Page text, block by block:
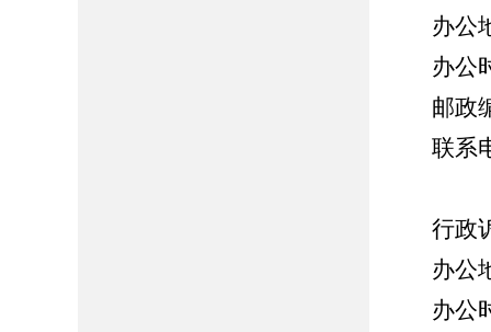
办公地
办公时
邮政编
联系
行政诉
办公地
办公时